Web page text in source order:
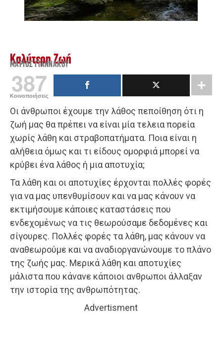
Καλύτερη Ζωή
ΜΆΡΙΟΣ ΓΙΑΝΝΆΚΟΥ
387
Κοινοποιήσεις
Οι άνθρωποι έχουμε την λάθος πεποίθηση ότι η
ζωή μας θα πρέπει να είναι μία τελεια πορεία
χωρίς λάθη και στραβοπατήματα. Ποια είναι η
αλήθεια όμως και τι είδους ομορφιά μπορεί να
κρύβει ένα λάθος ή μια αποτυχία;
Τα λάθη και οι αποτυχίες έρχονται πολλές φορές
για να μας υπενθυμίσουν και να μας κάνουν να
εκτιμήσουμε κάποιες καταστάσεις που
ενδεχομένως να τις θεωρούσαμε δεδομένες και
σίγουρες. Πολλές φορές τα λάθη, μας κάνουν να
αναθεωρούμε και να αναδιοργανώνουμε το πλάνο
της ζωής μας. Μερικά λάθη και αποτυχίες
μάλιστα που κάνανε κάποιοι ανθρωποι άλλαξαν
την ιστορία της ανθρωπότητας.
Advertisment